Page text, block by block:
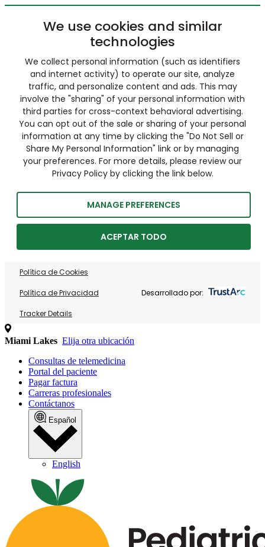
We use cookies and similar
technologies
We collect personal information (such as identifiers
and internet activity) to operate our site, analyze
traffic, and personalize content and ads. This may
involve the "sharing" of your personal information with
third parties for cross-context behavioral advertising.
You can opt out of the sale or sharing of your personal
information at any time by clicking the "Do Not Sell or
Share My Personal Information" link or by managing
your preferences. For more details, please review our
Privacy Policy by clicking the link below.
MANAGE PREFERENCES
ACEPTAR TODO
Política de Cookies
Política de Privacidad
Tracker Details
Desarrollado por:
Miami Lakes Elija otra ubicación
Consultas de telemedicina
Portal del paciente
Pagar factura
Carreras profesionales
Contáctanos
Español
English